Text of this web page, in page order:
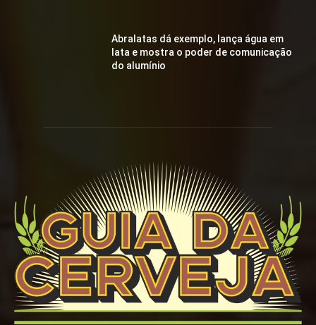
Abralatas dá exemplo, lança água em
lata e mostra o poder de comunicação
do alumínio